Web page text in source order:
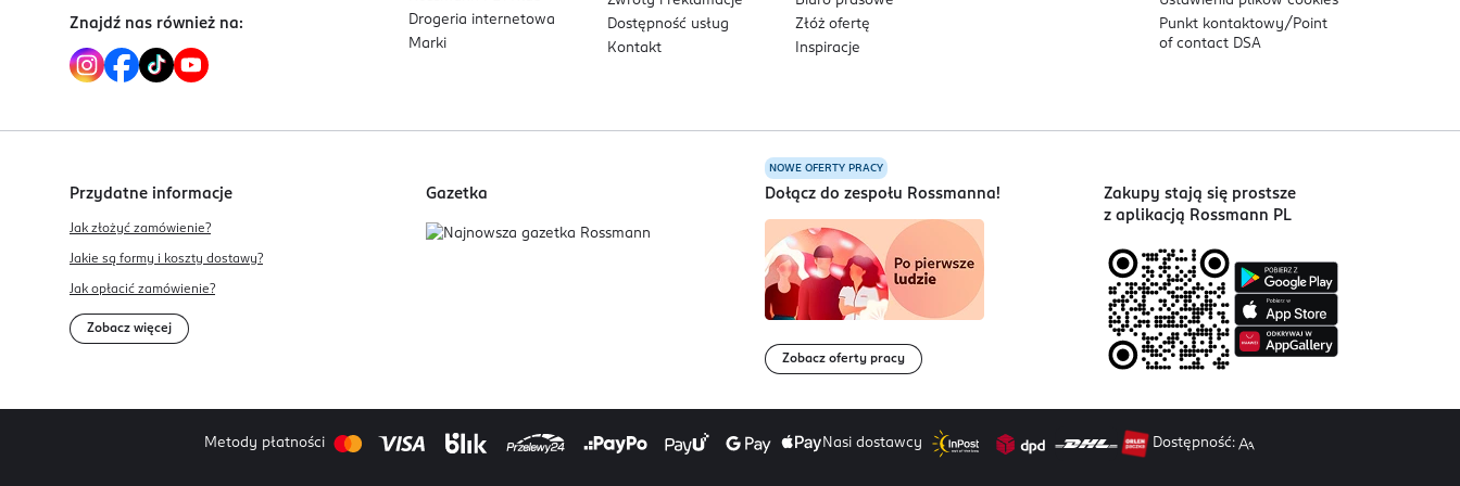
Kwas pantotenowy: 2,7 mg (45%RWS*)
Magnez: 168,75 mg (15%RWS*)
Sód: 690 mg (-)
1200 mg (-)
*Referencyjna Wartość Spożycia
Znajdź nas również na:
Drogeria internetowa
Marki
Dostępność usług
Kontakt
Złóż ofertę
Inspiracje
Punkt kontaktowy/ Point
of contact DSA
Przydatne informacje
Jak złożyć zamówienie?
Jakie są formy i koszty dostawy?
Jak opłacić zamówienie?
Zobacz więcej
Gazetka
NOWE OFERTY PRACY
Dołącz do zespołu Rossmanna!
Zobacz oferty pracy
Zakupy stają się prostsze
z aplikacją Rossmann PL
Metody płatności Nasi dostawcy Dostępność: